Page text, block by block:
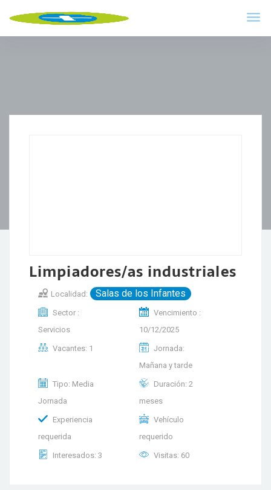
Limpiadores/as industriales
Localidad: Salas de los Infantes
Sector :
Servicios
Vencimiento :
10/12/2025
Vacantes: 1
Jornada:
Mañana y tarde
Tipo: Media
Jornada
Duración: 2
meses
Experiencia
requerida
Vehículo
requerido
Interesados: 3 Visitas: 60